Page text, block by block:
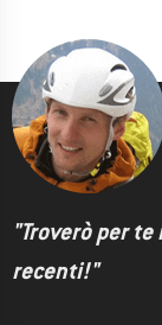
"Troverò per
recenti!"